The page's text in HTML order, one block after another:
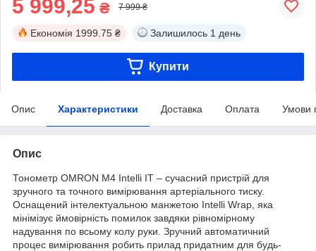
5 999,25 ₴ 7 999 ₴
Економія 1999.75 ₴ Залишилось 1 день
Купити
Опис Характеристики Доставка Оплата Умови
Опис
Тонометр OMRON M4 Intelli IT – сучасний пристрій для
зручного та точного вимірювання артеріального тиску.
Оснащений інтелектуальною манжетою Intelli Wrap, яка
мінімізує ймовірність помилок завдяки рівномірному
надування по всьому колу руки. Зручний автоматичний
процес вимірювання робить прилад придатним для будь-